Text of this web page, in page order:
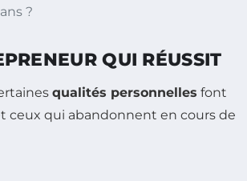
?
QUI RÉUSSIT
qualités personnelles font
ceux qui abandonnent en cours de